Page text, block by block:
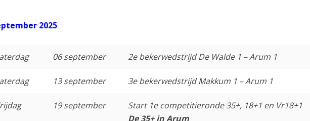
2025
06 september 2e bekerwedstrijd De Walde 1 – Arum 1
13 september 3e bekerwedstrijd Makkum 1 – Arum 1
19 september
Start 1e competitieronde 35+, 18+1 en Vr18+1
De 35+ in Arum